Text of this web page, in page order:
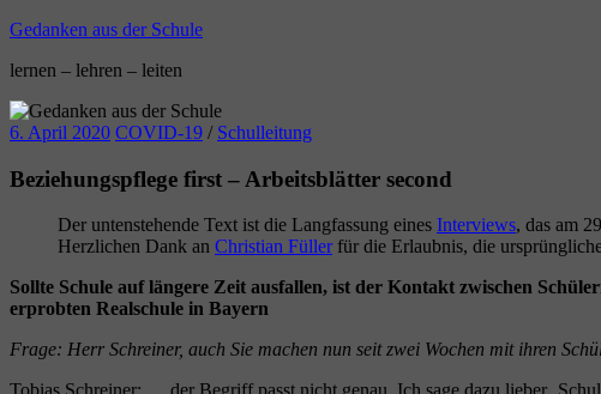
Zum
springen
Gedanken aus der Schule
lernen – lehren – leiten
6. April 2020 COVID-19 / Schulleitung
Beziehungspflege first – Arbeitsblätter second
Der untenstehende Text ist die Langfassung eines Interviews, das am
Herzlichen Dank an Christian Füllerfür die Erlaubnis, die
Sollte Schule auf längere Zeit ausfallen, ist der Kontakt zwischen
erprobten Realschule in Bayern
Frage: Herr Schreiner, auch Sie machen nun seit zwei Wochen mit ihren